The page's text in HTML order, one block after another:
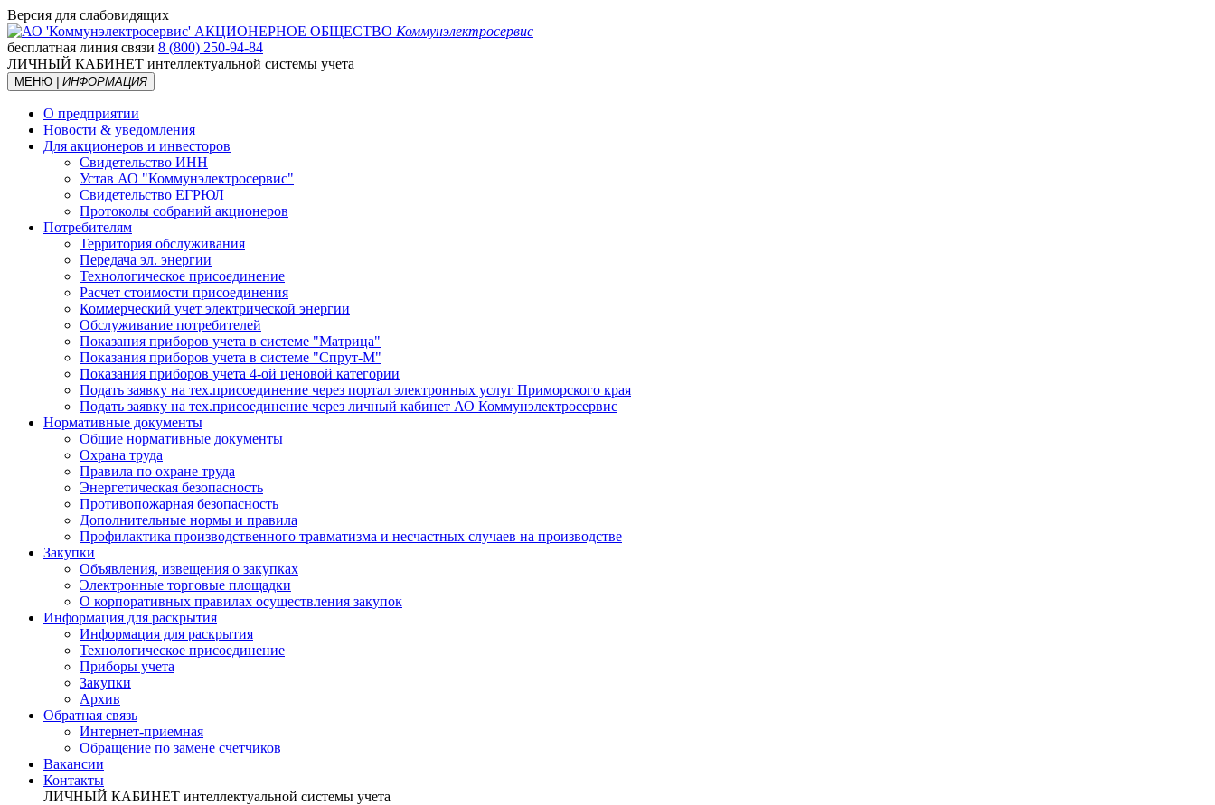
Версия для слабовидящих
АКЦИОНЕРНОЕ ОБЩЕСТВО Коммунэлектросервис
бесплатная линия связи 8 (800) 250-94-84
ЛИЧНЫЙ КАБИНЕТ интеллектуальной системы учета
МЕНЮ | ИНФОРМАЦИЯ
О предприятии
Новости & уведомления
Для акционеров и инвесторов
Свидетельство ИНН
Устав АО "Коммунэлектросервис"
Свидетельство ЕГРЮЛ
Протоколы собраний акционеров
Потребителям
Территория обслуживания
Передача эл. энергии
Технологическое присоединение
Расчет стоимости присоединения
Коммерческий учет электрической энергии
Обслуживание потребителей
Показания приборов учета в системе "Матрица"
Показания приборов учета в системе "Спрут-М"
Показания приборов учета 4-ой ценовой категории
Подать заявку на тех.присоединение через портал электронных услуг Приморского края
Подать заявку на тех.присоединение через личный кабинет АО Коммунэлектросервис
Нормативные документы
Общие нормативные документы
Охрана труда
Правила по охране труда
Энергетическая безопасность
Противопожарная безопасность
Дополнительные нормы и правила
Профилактика производственного травматизма и несчастных случаев на производстве
Закупки
Объявления, извещения о закупках
Электронные торговые площадки
О корпоративных правилах осуществления закупок
Информация для раскрытия
Информация для раскрытия
Технологическое присоединение
Приборы учета
Закупки
Архив
Обратная связь
Интернет-приемная
Обращение по замене счетчиков
Вакансии
Контакты
ЛИЧНЫЙ КАБИНЕТ интеллектуальной системы учета